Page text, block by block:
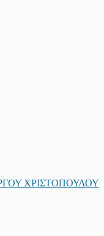
ΧΡΙΣΤΟΠΟΥΛΟΥ